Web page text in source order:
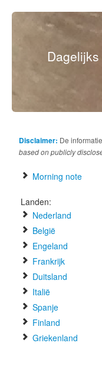
Disclaimer: De
based on publicly
Morning note
Landen:
Nederland
België
Engeland
Frankrijk
Duitsland
Italië
Spanje
Finland
Griekenland